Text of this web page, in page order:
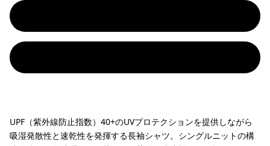
UPF（紫外線防止指数）40+のUVプロテクションを提供しながら
吸湿発散性と速乾性を発揮する長袖シャツ。シングルニットの構